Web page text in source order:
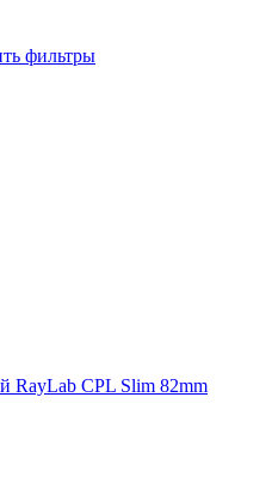
фильтры
RayLab CPL Slim 82mm